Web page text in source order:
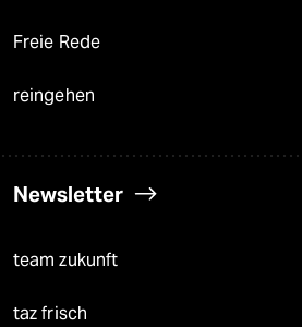
Freie Rede
reingehen
Newsletter
team zukunft
taz frisch